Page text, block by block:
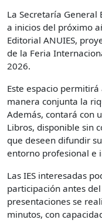
La Secretaría General
a inicios del próximo
Editorial ANUIES,
de la Feria
2026.
Este espacio
manera conjunta la
Además, contará con
Libros, disponible sin
que deseen difundir
entorno profesional e
Las IES interesadas
participación antes
presentaciones se
minutos, con